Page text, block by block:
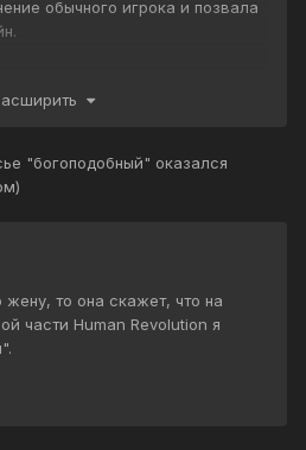
обычного игрока и позвала
неудачу. Она даже не
просто бесцельно бегает по
миссию на берегу, бросила
него, затем попыталась
"богоподобный" оказался
то она скажет, что на
части Human Revolution я